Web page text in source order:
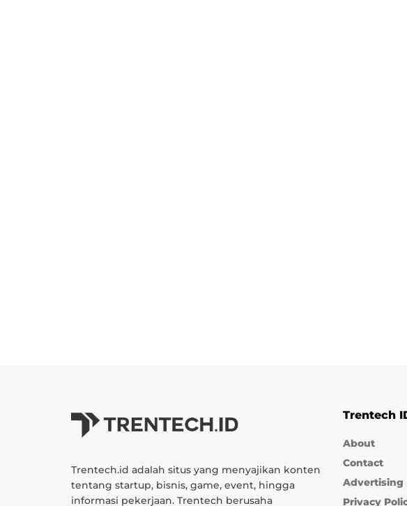
Trentech.id adalah situs yang menyajikan konten
tentang startup, bisnis, game, event, hingga
informasi pekerjaan. Trentech berusaha
Trentech
About
Contact
Advertising
Privacy